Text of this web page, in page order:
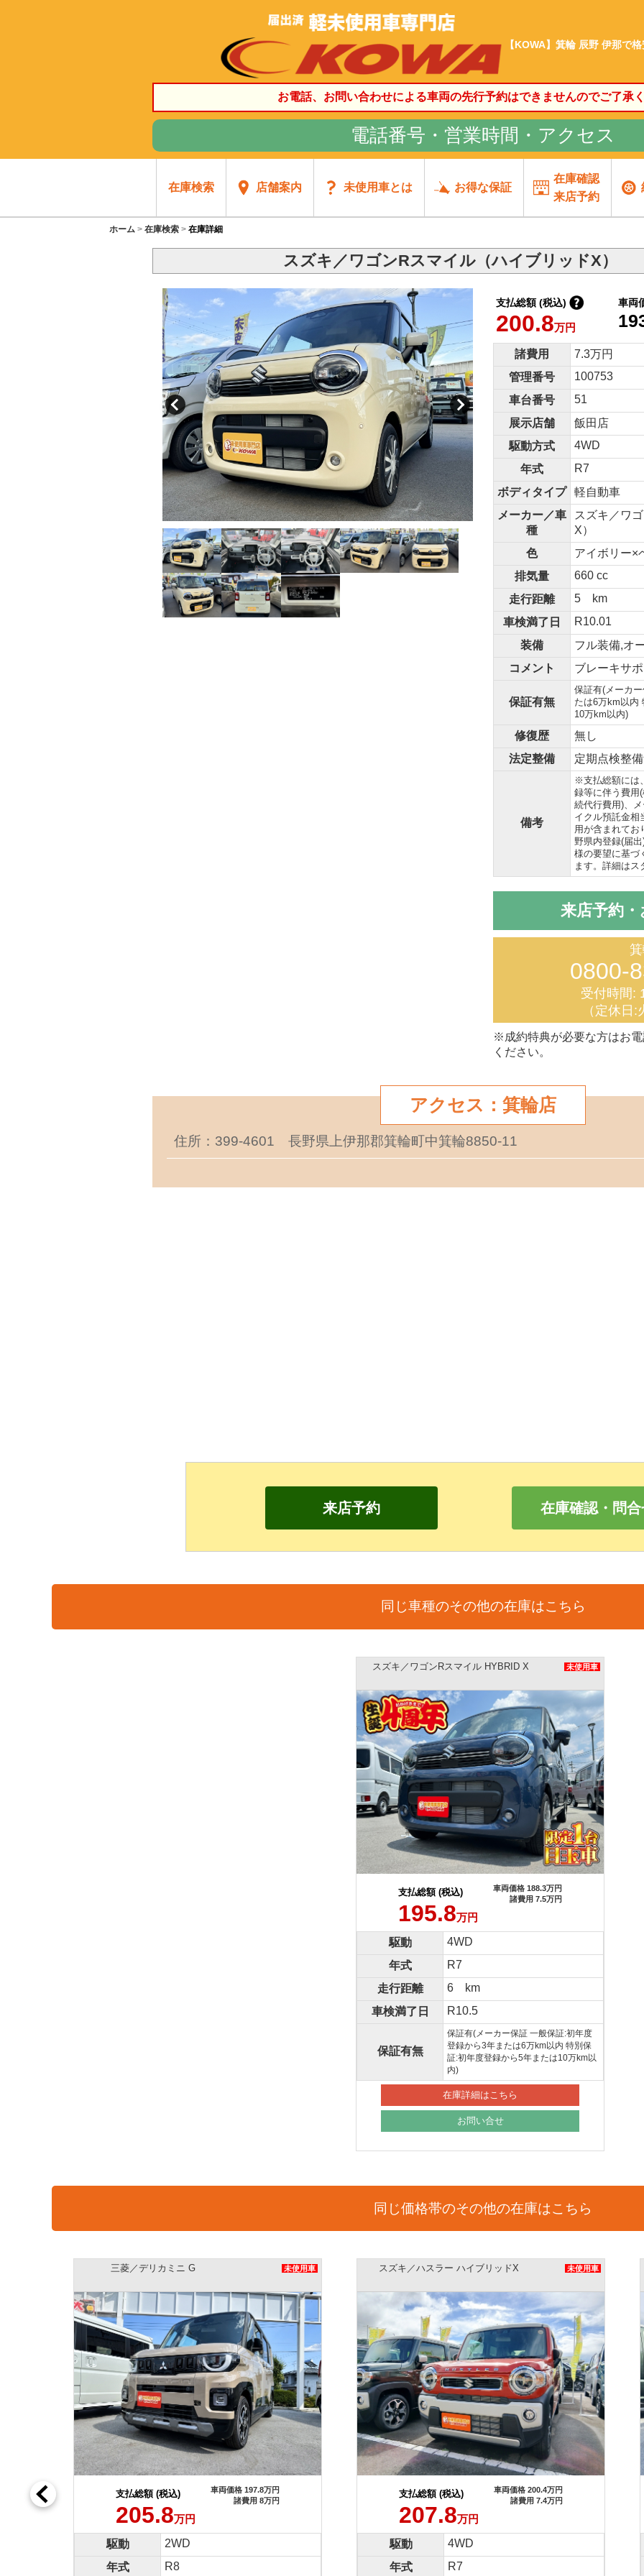
【KOWA】箕輪 辰野 伊那で
お電話、お問い合わせによる車両の先行予約はできませんのでご了承
電話番号・営業時間・アクセス
在庫検索 店舗案内 未使用車とは お得な保証
在庫確認
来店予約
ホーム 在庫検索 在庫詳細
スズキ／ワゴンRスマイル（ハイブリッドX）
支払総額 (税込)
200.8万円
車両
諸費用
7.3万円
管理番号
100753
車台番号
51
展示店舗
飯田店
駆動方式
4WD
年式
R7
ボディタイプ
軽自動車
メーカー／車
種
スズキ／ワ
X）
色
アイボリー×
排気量
660 cc
走行距離
5 km
車検満了日
R10.01
装備
フル装備,オ
コメント
ブレーキサ
保証有無
保証有(メーカ
たは6万km以内
10万km以内)
修復歴
無し
法定整備
定期点検整
備考
※支払総額には
録等に伴う費用
続代行費用)、
イクル預託金相
用が含まれて
野県内登録(届
様の要望に基づ
ます。詳細は
来店予約
0800-
受付時間:
（定休日
※成約特典が必要な方はお
ください。
アクセス：箕輪店
住所：399-4601 長野県上伊那郡箕輪町中箕輪8850-11
来店予約 在庫確認・問合
同じ車種のその他の在庫はこちら
スズキ／ワゴンRスマイル HYBRID X 未使用車
支払総額 (税込)
195.8万円
車両価格 188.3万円
諸費用 7.5万円
駆動
4WD
年式
R7
走行距離
6 km
車検満了日
R10.5
保証有無
保証有(メーカー保証 一般保証:初年度
登録から3年または6万km以内 特別保
証:初年度登録から5年または10万km以
内)
在庫詳細はこちら
お問い合せ
同じ価格帯のその他の在庫はこちら
スズキ／ハスラー ハイブリッドX 未使用車
支払総額 (税込)
207.8万円
車両価格 200.4万円
諸費用 7.4万円
駆動
4WD
年式
スズキ／ハスラー タフワイルドターボ 未使用車
支払総額 (税込)
211.8万円
車両価格 203.7万円
諸費用 8.1万円
駆動
2WD
年式